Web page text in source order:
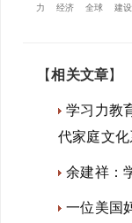
力
经济 全球 建设
【相关文章】
学习力教
代家庭文
余建祥：
一位美国